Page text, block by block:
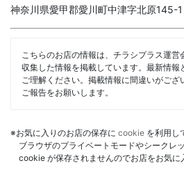
神奈川県愛甲郡愛川町中津字北原145-1
こちらのお店の情報は、チラシプラス運
収集した情報を掲載しています。最新情報
ご理解ください。掲載情報に間違いがござ
ご報告をお願いします。
※お気に入りのお店の保存に cookie を利用し
ブラウザのプライベートモードやシークレ
cookie が保存されませんのでお店をお気に